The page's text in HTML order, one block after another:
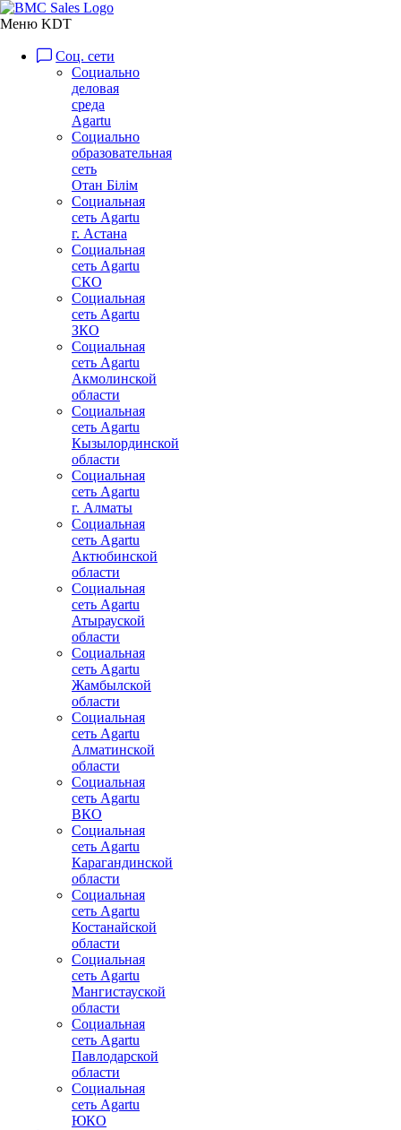
Меню KDT
Соц. сети
Социально
деловая
среда
Agartu
Социально
образовательная
сеть
Отан Бiлiм
Социальная
сеть Agartu
г. Астана
Социальная
сеть Agartu
СКО
Социальная
сеть Agartu
ЗКО
Социальная
сеть Agartu
Акмолинской
области
Социальная
сеть Agartu
Кызылординской
области
Социальная
сеть Agartu
г. Алматы
Социальная
сеть Agartu
Актюбинской
области
Социальная
сеть Agartu
Атырауской
области
Социальная
сеть Agartu
Жамбылской
области
Социальная
сеть Agartu
Алматинской
области
Социальная
сеть Agartu
ВКО
Социальная
сеть Agartu
Карагандинской
области
Социальная
сеть Agartu
Костанайской
области
Социальная
сеть Agartu
Мангистауской
области
Социальная
сеть Agartu
Павлодарской
области
Социальная
сеть Agartu
ЮКО